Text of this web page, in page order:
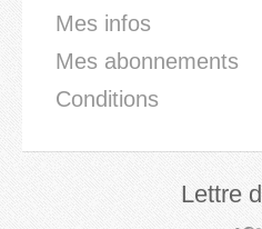
Mes infos
Mes abonnements
Conditions
Lettre